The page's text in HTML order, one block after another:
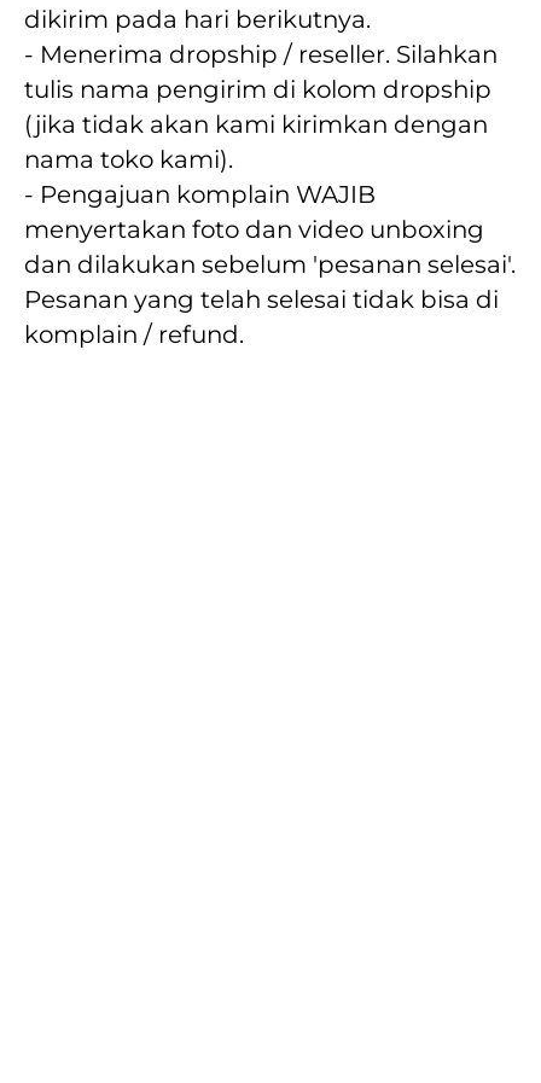
dikirim pada hari berikutnya.
- Menerima dropship / reseller. Silahkan
tulis nama pengirim di kolom dropship
(jika tidak akan kami kirimkan dengan
nama toko kami).
- Pengajuan komplain WAJIB
menyertakan foto dan video unboxing
dan dilakukan sebelum 'pesanan selesai'.
Pesanan yang telah selesai tidak bisa di
komplain / refund.